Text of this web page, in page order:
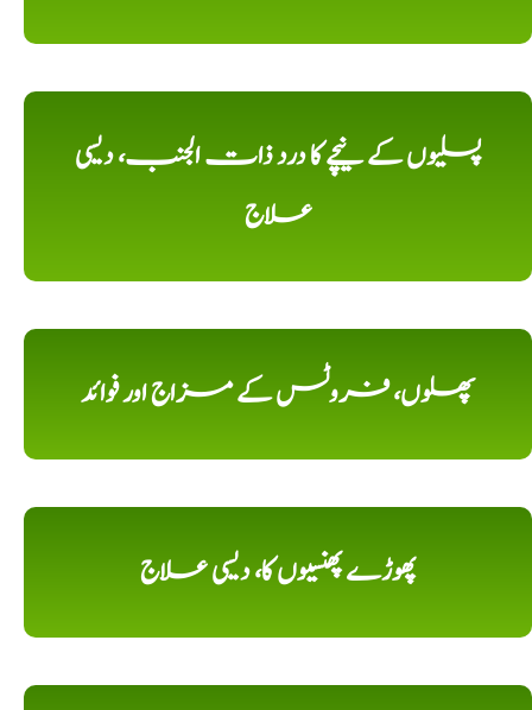
پسلیوں کے نیچے کا درد ذات الجنب، دیسی
علاج
پھلوں، فروٹس کے مزاج اور فوائد
پھوڑے پھنسیوں کا، دیسی علاج